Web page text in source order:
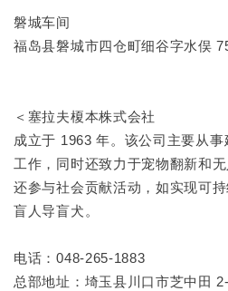
磐城车间
福岛县磐城市四仓町细谷字水俣
＜塞拉夫榎本株式会社
成立于 1963 年。该公司主要从
工作，同时还致力于宠物翻新和
还参与社会贡献活动，如实现可
盲人导盲犬。
电话：048-265-1883
总部地址：埼玉县川口市芝中田